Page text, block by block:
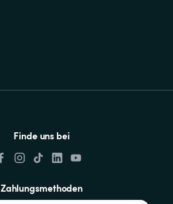
Finde uns bei
Zahlungsmethoden